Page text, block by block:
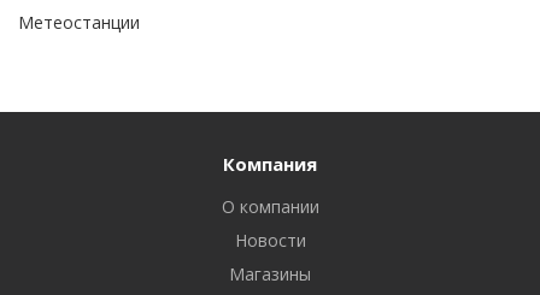
Метеостанции
Компания
О компании
Новости
Магазины